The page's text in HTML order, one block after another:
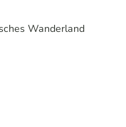
Wanderland